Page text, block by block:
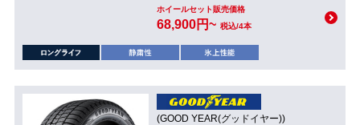
ホイールセット販売価格
68,900円~ 税込/4本
(GOOD YEAR(グッドイヤー))